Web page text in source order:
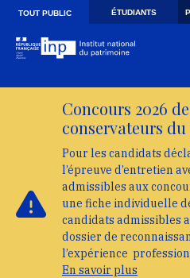
Skip to main navigation
Aller au contenu principal
TOUT PUBLIC ÉTUDIANTS
Concours 2026
conservateurs
Pour les candidats
l’épreuve d’entretien
admissibles aux
une fiche individuelle
candidats admissibles
dossier de
l’expérience
En savoir plus